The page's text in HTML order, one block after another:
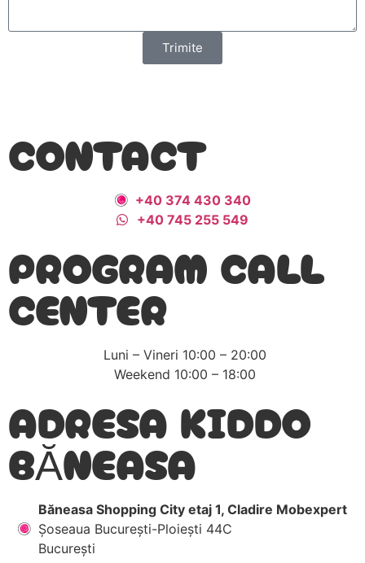
Trimite
CONTACT
+40 374 430 340
+40 745 255 549
PROGRAM CALL
CENTER
Luni – Vineri 10:00 – 20:00
Weekend 10:00 – 18:00
ADRESA KIDDO
BĂNEASA
Băneasa Shopping City etaj 1, Cladire Mobexpert
Șoseaua București-Ploiești 44C
București